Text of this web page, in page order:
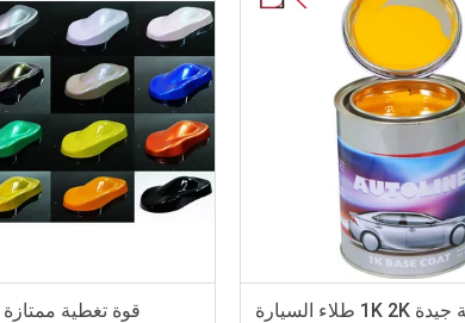
تغطية جيدة 1K 2K طلاء السيارة